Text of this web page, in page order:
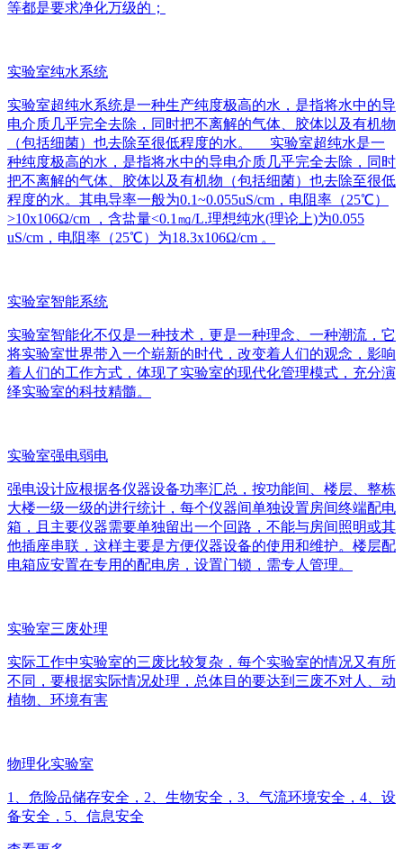
等都是要求净化万级的；
实验室纯水系统
实验室超纯水系统是一种生产纯度极高的水，是指将水中的导
电介质几乎完全去除，同时把不离解的气体、胶体以及有机物
（包括细菌）也去除至很低程度的水。 实验室超纯水是一
种纯度极高的水，是指将水中的导电介质几乎完全去除，同时
把不离解的气体、胶体以及有机物（包括细菌）也去除至很低
程度的水。其电导率一般为0.1~0.055uS/cm，电阻率（25℃）
>10x106Ω/cm ，含盐量<0.1㎎/L.理想纯水(理论上)为0.055
uS/cm，电阻率（25℃）为18.3x106Ω/cm 。
实验室智能系统
实验室智能化不仅是一种技术，更是一种理念、一种潮流，它
将实验室世界带入一个崭新的时代，改变着人们的观念，影响
着人们的工作方式，体现了实验室的现代化管理模式，充分演
绎实验室的科技精髓。
实验室强电弱电
强电设计应根据各仪器设备功率汇总，按功能间、楼层、整栋
大楼一级一级的进行统计，每个仪器间单独设置房间终端配电
箱，且主要仪器需要单独留出一个回路，不能与房间照明或其
他插座串联，这样主要是方便仪器设备的使用和维护。楼层配
电箱应安置在专用的配电房，设置门锁，需专人管理。
实验室三废处理
实际工作中实验室的三废比较复杂，每个实验室的情况又有所
不同，要根据实际情况处理，总体目的要达到三废不对人、动
植物、环境有害
物理化实验室
1、危险品储存安全，2、生物安全，3、气流环境安全，4、设
备安全，5、信息安全